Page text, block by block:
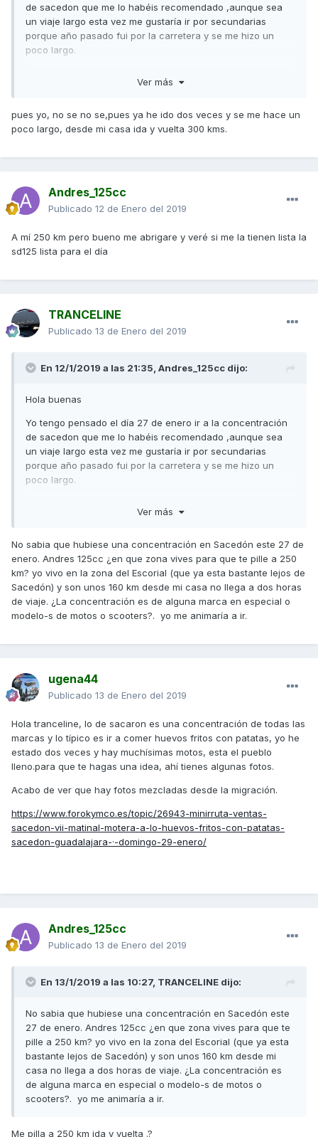
de sacedon que me lo habéis recomendado ,aunque sea
un viaje largo esta vez me gustaría ir por secundarias
porque año pasado fui por la carretera y se me hizo un
poco largo.
Ver más
pues yo, no se no se,pues ya he ido dos veces y se me hace un
poco largo, desde mi casa ida y vuelta 300 kms.
Andres_125cc
Publicado 12 de Enero del 2019
A mí 250 km pero bueno me abrigare y veré si me la tienen lista la
sd125 lista para el día
TRANCELINE
Publicado 13 de Enero del 2019
En 12/1/2019 a las 21:35, Andres_125cc dijo:
Hola buenas
Yo tengo pensado el día 27 de enero ir a la concentración
de sacedon que me lo habéis recomendado ,aunque sea
un viaje largo esta vez me gustaría ir por secundarias
porque año pasado fui por la carretera y se me hizo un
poco largo.
Ver más
No sabia que hubiese una concentración en Sacedón este 27 de
enero. Andres 125cc ¿en que zona vives para que te pille a 250
km? yo vivo en la zona del Escorial (que ya esta bastante lejos de
Sacedón) y son unos 160 km desde mi casa no llega a dos horas
de viaje. ¿La concentración es de alguna marca en especial o
modelo-s de motos o scooters?. yo me animaría a ir.
ugena44
Publicado 13 de Enero del 2019
Hola tranceline, lo de sacaron es una concentración de todas las
marcas y lo típico es ir a comer huevos fritos con patatas, yo he
estado dos veces y hay muchísimas motos, esta el pueblo
lleno.para que te hagas una idea, ahí tienes algunas fotos.
Acabo de ver que hay fotos mezcladas desde la migración.
https://www.forokymco.es/topic/26943-minirruta-ventas-
sacedon-vii-matinal-motera-a-lo-huevos-fritos-con-patatas-
sacedon-guadalajara-·-domingo-29-enero/
Andres_125cc
Publicado 13 de Enero del 2019
En 13/1/2019 a las 10:27, TRANCELINE dijo:
No sabia que hubiese una concentración en Sacedón este
27 de enero. Andres 125cc ¿en que zona vives para que te
pille a 250 km? yo vivo en la zona del Escorial (que ya esta
bastante lejos de Sacedón) y son unos 160 km desde mi
casa no llega a dos horas de viaje. ¿La concentración es
de alguna marca en especial o modelo-s de motos o
scooters?. yo me animaría a ir.
Me pilla a 250 km ida y vuelta .?